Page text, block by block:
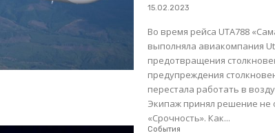
15.02.2023
Во время рейса UTA788
выполняла авиакомпания
предотвращения столкновений. Система TCAS
предупреждения
перестала работать в
Экипаж принял решение не
«Срочность». Как...
События